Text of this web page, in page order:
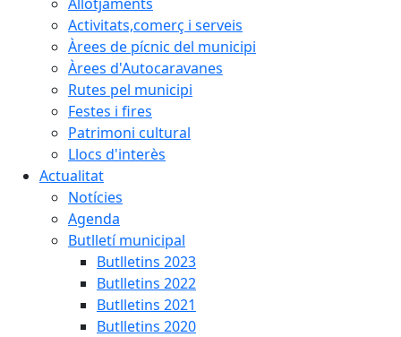
Activitats,comerç i serveis
Àrees de pícnic del municipi
Àrees d'Autocaravanes
Rutes pel municipi
Festes i fires
Patrimoni cultural
Llocs d'interès
Actualitat
Notícies
Agenda
Butlletí municipal
Butlletins 2023
Butlletins 2022
Butlletins 2021
Butlletins 2020